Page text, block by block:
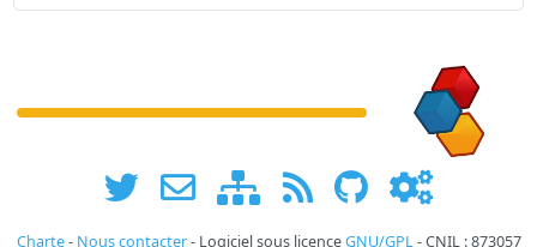
Charte- Nous contacter- Logiciel sous licenceGNU/GPL- CNIL : 873057